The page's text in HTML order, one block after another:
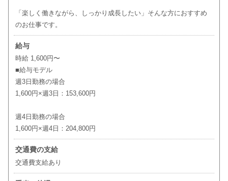
「楽しく働きながら、しっかり成長したい」そんな方におすすめ
のお仕事です。
給与
時給 1,600円〜
■給与モデル
週3日勤務の場合
1,600円×週3日：153,600円
週4日勤務の場合
1,600円×週4日：204,800円
交通費の支給
交通費支給あり